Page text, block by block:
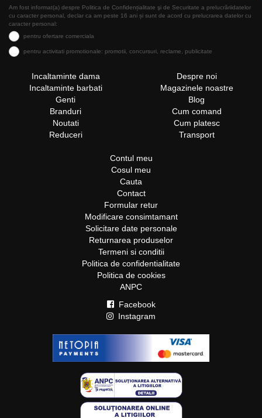
Am fost informat(a) despre Politica de Confidențialitate şi de Securitate a prelucrăriidatelor
cu caracter personal, declar ca am peste 16 ani și sunt de acord cu prelucrarea datelor cu
caracter personal:
pentru ofertare comerciala
pentru activitati promotionale: promotii, concursuri, reclame, publicitate
Incaltaminte dama
Incaltaminte barbati
Genti
Branduri
Noutati
Reduceri
Despre noi
Magazinele noastre
Blog
Cum comand
Cum platesc
Transport
Contul meu
Cosul meu
Cauta
Contact
Formular retur
Modificare consimtamant
Solicitare date personale
Returnarea produselor
Termeni si conditii
Politica de confidentialitate
Politica de cookies
ANPC
Facebook
Instagram